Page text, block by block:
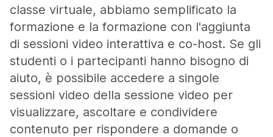
classe virtuale, abbiamo semplificato la
formazione e la formazione con l'aggiunta
di sessioni video interattiva e co-host. Se gli
studenti o i partecipanti hanno bisogno di
aiuto, è possibile accedere a singole
sessioni video della sessione video per
visualizzare, ascoltare e condividere
contenuto per rispondere a domande o